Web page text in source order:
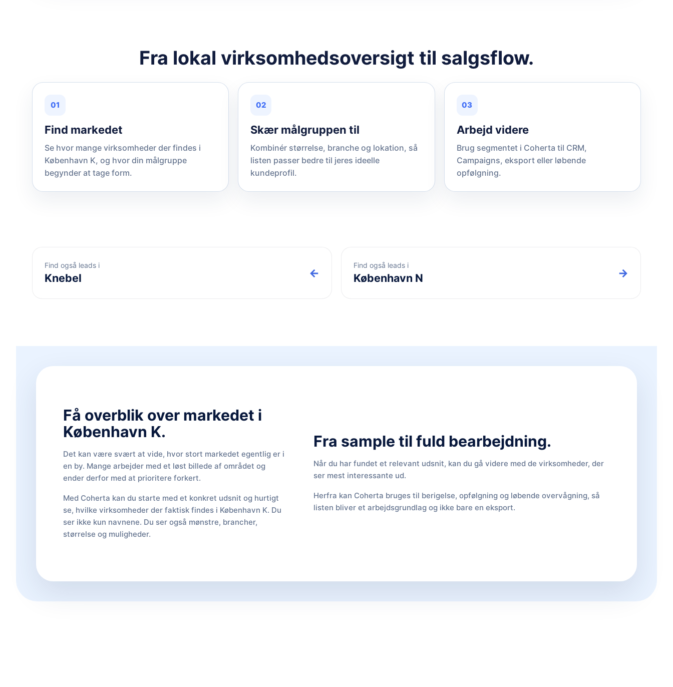
Fra lokal virksomhedsoversigt til salgsflow.
01
Find markedet
Se hvor mange virksomheder der findes i
København K, og hvor din målgruppe
begynder at tage form.
02
Skær målgruppen til
Kombinér størrelse, branche og lokation, så
listen passer bedre til jeres ideelle
kundeprofil.
03
Arbejd videre
Brug segmentet i Coherta til CRM,
Campaigns, eksport eller løbende
opfølgning.
Find også leads i
Knebel ←
Find også leads i
København N →
Få overblik over markedet i
København K.
Det kan være svært at vide, hvor stort markedet egentlig er i
en by. Mange arbejder med et løst billede af området og
ender derfor med at prioritere forkert.
Med Coherta kan du starte med et konkret udsnit og hurtigt
se, hvilke virksomheder der faktisk findes i København K. Du
ser ikke kun navnene. Du ser også mønstre, brancher,
størrelse og muligheder.
Fra sample til fuld bearbejdning.
Når du har fundet et relevant udsnit, kan du gå videre med de virksomheder, der
ser mest interessante ud.
Herfra kan Coherta bruges til berigelse, opfølgning og løbende overvågning, så
listen bliver et arbejdsgrundlag og ikke bare en eksport.